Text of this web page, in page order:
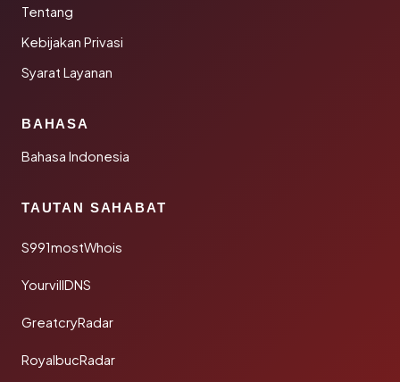
Tentang
Kebijakan Privasi
Syarat Layanan
BAHASA
Bahasa Indonesia
TAUTAN SAHABAT
S991mostWhois
YourvillDNS
GreatcryRadar
RoyalbucRadar